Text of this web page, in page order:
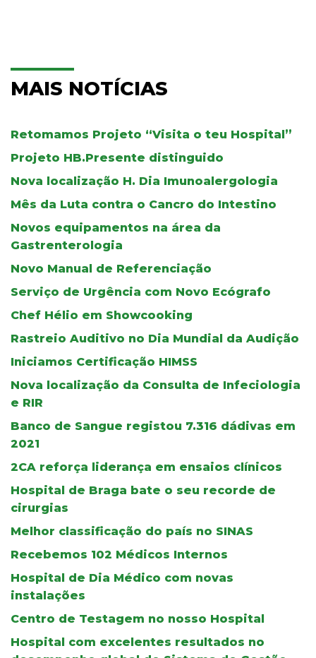
MAIS NOTÍCIAS
Retomamos Projeto “Visita o teu Hospital”
Projeto HB.Presente distinguido
Nova localização H. Dia Imunoalergologia
Mês da Luta contra o Cancro do Intestino
Novos equipamentos na área da
Gastrenterologia
Novo Manual de Referenciação
Serviço de Urgência com Novo Ecógrafo
Chef Hélio em Showcooking
Rastreio Auditivo no Dia Mundial da Audição
Iniciamos Certificação HIMSS
Nova localização da Consulta de Infeciologia
e RIR
Banco de Sangue registou 7.316 dádivas em
2021
2CA reforça liderança em ensaios clínicos
Hospital de Braga bate o seu recorde de
cirurgias
Melhor classificação do país no SINAS
Recebemos 102 Médicos Internos
Hospital de Dia Médico com novas
instalações
Centro de Testagem no nosso Hospital
Hospital com excelentes resultados no